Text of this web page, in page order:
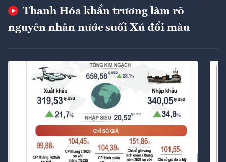
Thanh Hóa khẩn trương làm rõ
nguyên nhân nước suối Xú đổi màu